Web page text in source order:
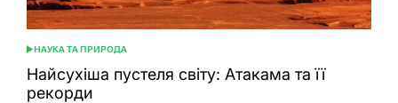
ОПУБЛІКУВАТИ
У
НАУКА ТА ПРИРОДА
Найсухіша пустеля світу: Атакама та її
рекорди